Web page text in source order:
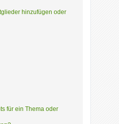
hinzufügen oder
für ein Thema oder